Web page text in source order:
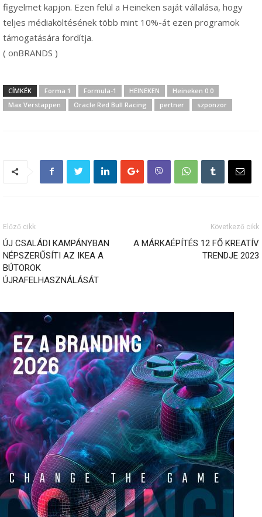
figyelmet kapjon. Ezen felül a Heineken saját vállalása, hogy
teljes médiaköltésének több mint 10%-át ezen programok
támogatására fordítja.
( onBRANDS )
CÍMKÉK Forma 1 Formula-1 HEINEKEN
Heineken 0.0
Max Verstappen
Oracle Red Bull Racing pertner szponzor
Előző cikk
ÚJ CSALÁDI KAMPÁNYBAN
NÉPSZERŰSÍTI AZ IKEA A
BÚTOROK
ÚJRAFELHASZNÁLÁSÁT
Következő cikk
A MÁRKAÉPÍTÉS 12 FŐ KREATÍV
TRENDJE 2023